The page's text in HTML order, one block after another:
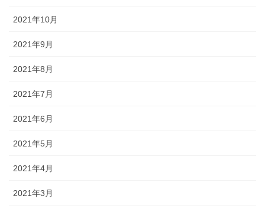
2021年10月
2021年9月
2021年8月
2021年7月
2021年6月
2021年5月
2021年4月
2021年3月